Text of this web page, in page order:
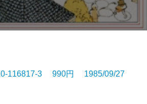
116817-3 990円 1985/09/27